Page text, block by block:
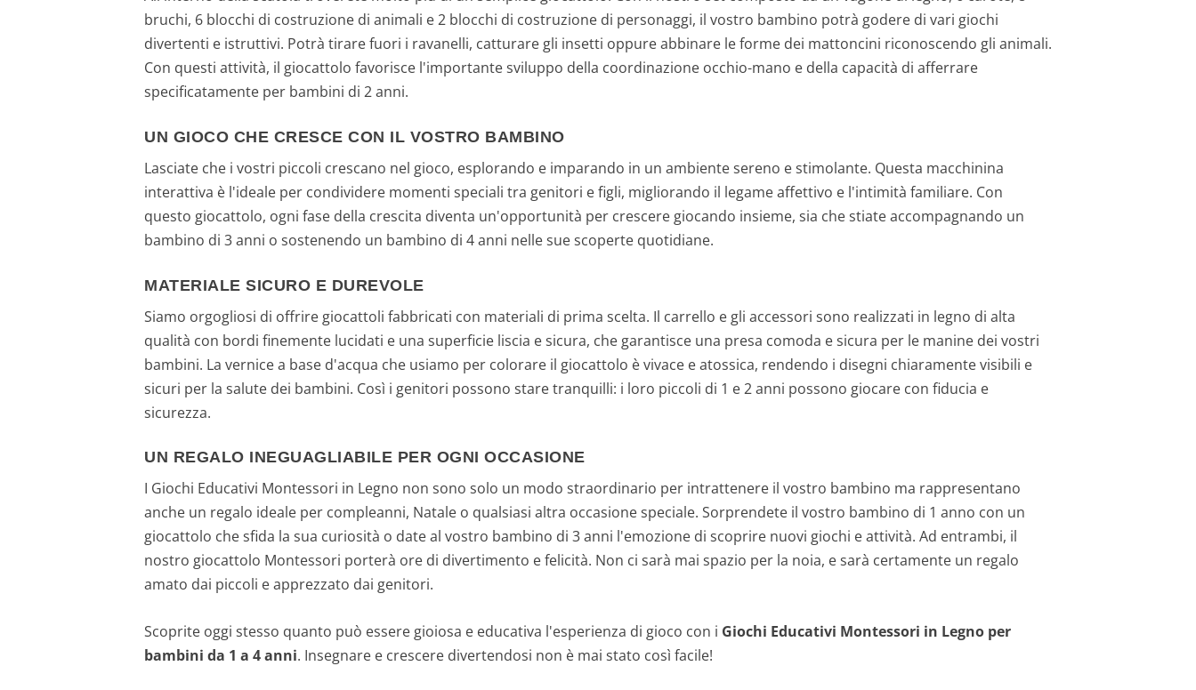
bruchi, 6 blocchi di costruzione di animali e 2 blocchi di costruzione di personaggi, il vostro bambino potrà godere di vari giochi
divertenti e istruttivi. Potrà tirare fuori i ravanelli, catturare gli insetti oppure abbinare le forme dei mattoncini riconoscendo gli animali.
Con questi attività, il giocattolo favorisce l'importante sviluppo della coordinazione occhio-mano e della capacità di afferrare
specificatamente per bambini di 2 anni.
UN GIOCO CHE CRESCE CON IL VOSTRO BAMBINO
Lasciate che i vostri piccoli crescano nel gioco, esplorando e imparando in un ambiente sereno e stimolante. Questa macchinina
interattiva è l'ideale per condividere momenti speciali tra genitori e figli, migliorando il legame affettivo e l'intimità familiare. Con
questo giocattolo, ogni fase della crescita diventa un'opportunità per crescere giocando insieme, sia che stiate accompagnando un
bambino di 3 anni o sostenendo un bambino di 4 anni nelle sue scoperte quotidiane.
MATERIALE SICURO E DUREVOLE
Siamo orgogliosi di offrire giocattoli fabbricati con materiali di prima scelta. Il carrello e gli accessori sono realizzati in legno di alta
qualità con bordi finemente lucidati e una superficie liscia e sicura, che garantisce una presa comoda e sicura per le manine dei vostri
bambini. La vernice a base d'acqua che usiamo per colorare il giocattolo è vivace e atossica, rendendo i disegni chiaramente visibili e
sicuri per la salute dei bambini. Così i genitori possono stare tranquilli: i loro piccoli di 1 e 2 anni possono giocare con fiducia e
sicurezza.
UN REGALO INEGUAGLIABILE PER OGNI OCCASIONE
I Giochi Educativi Montessori in Legno non sono solo un modo straordinario per intrattenere il vostro bambino ma rappresentano
anche un regalo ideale per compleanni, Natale o qualsiasi altra occasione speciale. Sorprendete il vostro bambino di 1 anno con un
giocattolo che sfida la sua curiosità o date al vostro bambino di 3 anni l'emozione di scoprire nuovi giochi e attività. Ad entrambi, il
nostro giocattolo Montessori porterà ore di divertimento e felicità. Non ci sarà mai spazio per la noia, e sarà certamente un regalo
amato dai piccoli e apprezzato dai genitori.
Scoprite oggi stesso quanto può essere gioiosa e educativa l'esperienza di gioco con i Giochi Educativi Montessori in Legno per
bambini da 1 a 4 anni. Insegnare e crescere divertendosi non è mai stato così facile!